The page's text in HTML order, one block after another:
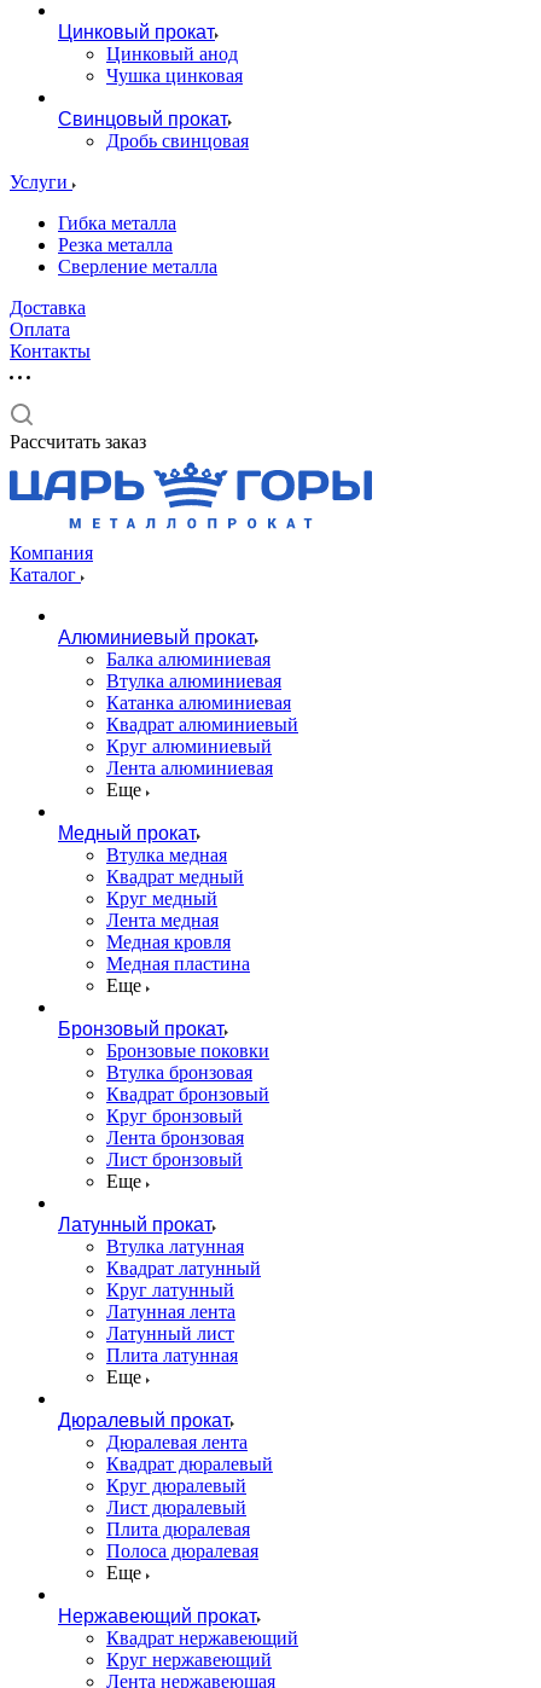
Цинковый прокат
Цинковый анод
Чушка цинковая
Свинцовый прокат
Дробь свинцовая
Услуги
Гибка металла
Резка металла
Сверление металла
Доставка
Оплата
Контакты
Рассчитать заказ
Компания
Каталог
Алюминиевый прокат
Балка алюминиевая
Втулка алюминиевая
Катанка алюминиевая
Квадрат алюминиевый
Круг алюминиевый
Лента алюминиевая
Еще
Медный прокат
Втулка медная
Квадрат медный
Круг медный
Лента медная
Медная кровля
Медная пластина
Еще
Бронзовый прокат
Бронзовые поковки
Втулка бронзовая
Квадрат бронзовый
Круг бронзовый
Лента бронзовая
Лист бронзовый
Еще
Латунный прокат
Втулка латунная
Квадрат латунный
Круг латунный
Латунная лента
Латунный лист
Плита латунная
Еще
Дюралевый прокат
Дюралевая лента
Квадрат дюралевый
Круг дюралевый
Лист дюралевый
Плита дюралевая
Полоса дюралевая
Еще
Нержавеющий прокат
Квадрат нержавеющий
Круг нержавеющий
Лента нержавеющая